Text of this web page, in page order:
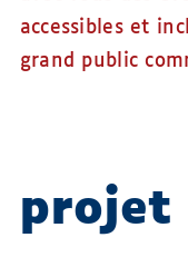
accessibles et
grand public
projet